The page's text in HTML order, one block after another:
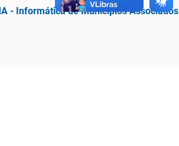
- Informática de Municípios Associados